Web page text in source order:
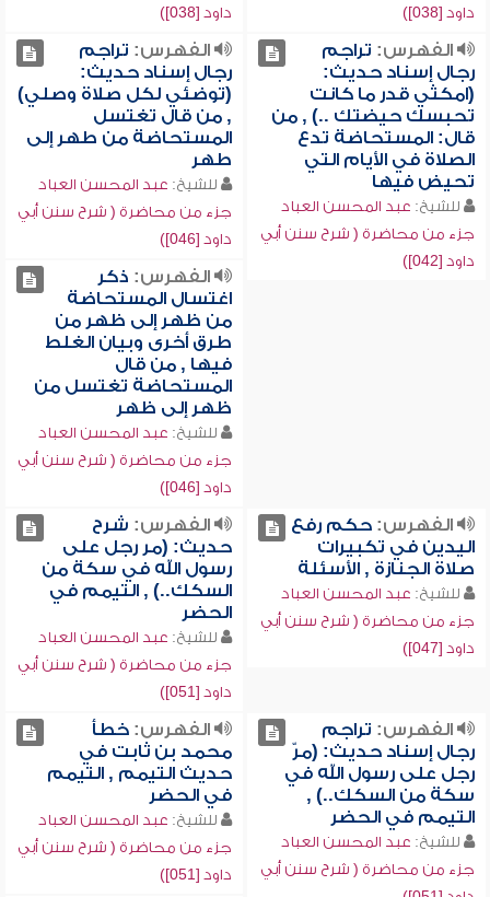
داود [038])
داود [038])
الفهرس: تراجم
رجال إسناد حديث:
(امكثي قدر ما كانت
تحبسك حيضتك ..) , من
قال: المستحاضة تدع
الصلاة في الأيام التي
تحيض فيها
للشيخ: عبد المحسن العباد
جزء من محاضرة ( شرح سنن أبي
داود [042])
الفهرس: تراجم
رجال إسناد حديث:
(توضئي لكل صلاة وصلي)
, من قال تغتسل
المستحاضة من طهر إلى
طهر
للشيخ: عبد المحسن العباد
جزء من محاضرة ( شرح سنن أبي
داود [046])
الفهرس: ذكر
اغتسال المستحاضة
من ظهر إلى ظهر من
طرق أخرى وبيان الغلط
فيها , من قال
المستحاضة تغتسل من
ظهر إلى ظهر
للشيخ: عبد المحسن العباد
جزء من محاضرة ( شرح سنن أبي
داود [046])
الفهرس:حكم رفع
اليدين في تكبيرات
صلاة الجنازة , الأسئلة
للشيخ: عبد المحسن العباد
جزء من محاضرة ( شرح سنن أبي
داود [047])
الفهرس: شرح
حديث: (مر رجل على
رسول الله في سكة من
السكك..) , التيمم في
الحضر
للشيخ: عبد المحسن العباد
جزء من محاضرة ( شرح سنن أبي
داود [051])
الفهرس: تراجم
رجال إسناد حديث: (مرّ
رجل على رسول الله في
سكة من السكك..) ,
التيمم في الحضر
للشيخ: عبد المحسن العباد
جزء من محاضرة ( شرح سنن أبي
الفهرس:خطأ
محمد بن ثابت في
حديث التيمم , التيمم
في الحضر
للشيخ: عبد المحسن العباد
جزء من محاضرة ( شرح سنن أبي
داود [051])